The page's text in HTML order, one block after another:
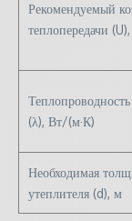
Рекомендуемый
теплопередачи
(λ), Вт/(м·К)
Необходимая
утеплителя (d), м